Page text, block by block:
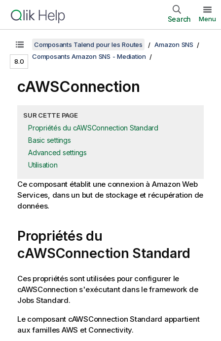
Search Menu
8.0
Composants Talend pour les Routes
Amazon SNS
Composants Amazon SNS - Mediation
cAWSConnection
SUR CETTE PAGE
Propriétés du cAWSConnection Standard
Basic settings
Advanced settings
Utilisation
Ce composant établit une connexion à Amazon Web
Services, dans un but de stockage et récupération de
données.
Propriétés du
cAWSConnection Standard
Ces propriétés sont utilisées pour configurer le
cAWSConnection s'exécutant dans le framework de
Jobs Standard.
Le composant cAWSConnection Standard appartient
aux familles AWS et Connectivity.